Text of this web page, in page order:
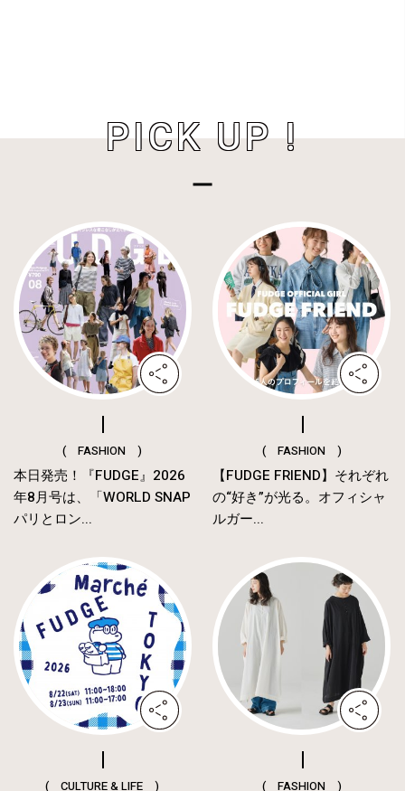
PICK UP !
( FASHION )
本日発売！『FUDGE』2026
年8月号は、「WORLD SNAP
パリとロン...
( FASHION )
【FUDGE FRIEND】それぞれ
の“好き”が光る。オフィシャ
ルガー...
( CULTURE & LIFE ) ( FASHION )